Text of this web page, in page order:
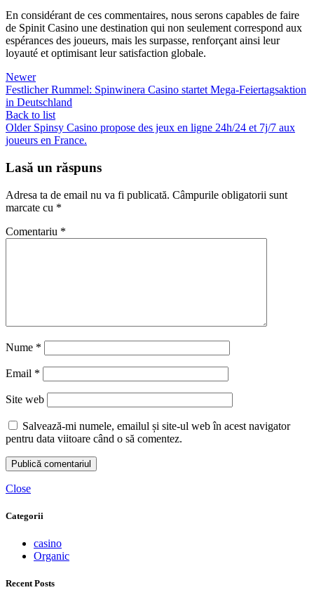
En considérant de ces commentaires, nous serons capables de faire
de Spinit Casino une destination qui non seulement correspond aux
espérances des joueurs, mais les surpasse, renforçant ainsi leur
loyauté et optimisant leur satisfaction globale.
Newer
Festlicher Rummel: Spinwinera Casino startet Mega-Feiertagsaktion
in Deutschland
Back to list
Older Spinsy Casino propose des jeux en ligne 24h/24 et 7j/7 aux
joueurs en France.
Lasă un răspuns
Adresa ta de email nu va fi publicată. Câmpurile obligatorii sunt
marcate cu *
Comentariu *
Nume *
Email *
Site web
Salvează-mi numele, emailul și site-ul web în acest navigator
pentru data viitoare când o să comentez.
Close
Categorii
casino
Organic
Recent Posts